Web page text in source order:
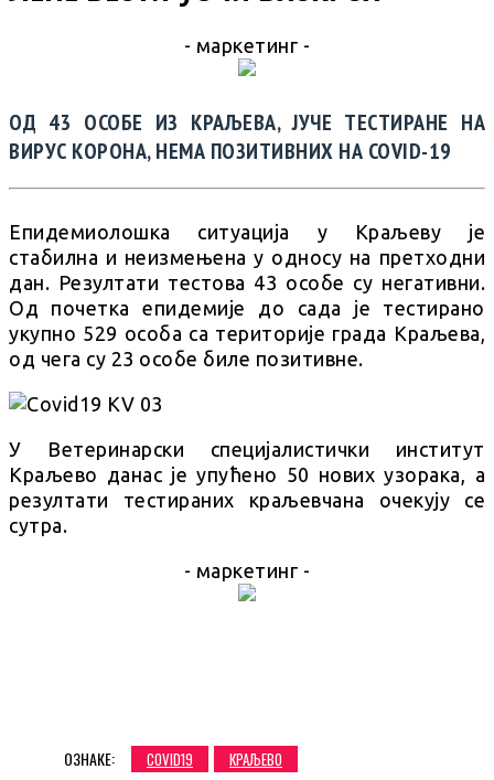
- маркетинг -
ОД 43 ОСОБЕ ИЗ КРАЉЕВА, ЈУЧЕ ТЕСТИРАНЕ НА
ВИРУС КОРОНА, НЕМА ПОЗИТИВНИХ НА COVID-19
Епидемиолошка ситуација у Краљеву је
стабилна и неизмењена у односу на претходни
дан. Резултати тестова 43 особе су негативни.
Од почетка епидемије до сада је тестирано
укупно 529 особа са територије града Краљева,
од чега су 23 особе биле позитивне.
У Ветеринарски специјалистички институт
Краљево данас је упућено 50 нових узорака, а
резултати тестираних краљевчана очекују се
сутра.
- маркетинг -
ОЗНАКЕ: COVID19 КРАЉЕВО